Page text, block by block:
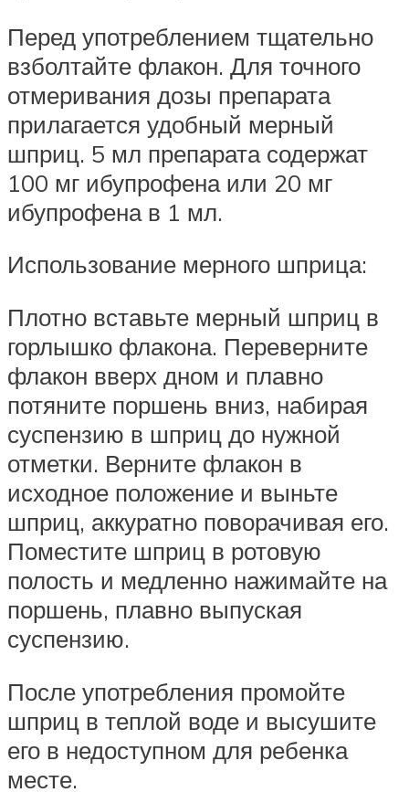
Перед употреблением тщательно
взболтайте флакон. Для точного
отмеривания дозы препарата
прилагается удобный мерный
шприц. 5 мл препарата содержат
100 мг ибупрофена или 20 мг
ибупрофена в 1 мл.
Использование мерного шприца:
Плотно вставьте мерный шприц в
горлышко флакона. Переверните
флакон вверх дном и плавно
потяните поршень вниз, набирая
суспензию в шприц до нужной
отметки. Верните флакон в
исходное положение и выньте
шприц, аккуратно поворачивая его.
Поместите шприц в ротовую
полость и медленно нажимайте на
поршень, плавно выпуская
суспензию.
После употребления промойте
шприц в теплой воде и высушите
его в недоступном для ребенка
месте.